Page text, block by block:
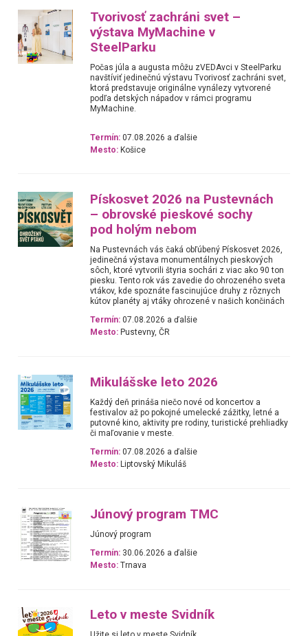
Tvorivosť zachráni svet –
výstava MyMachine v
SteelParku
Počas júla a augusta môžu zVEDAvci v SteelParku
navštíviť jedinečnú výstavu Tvorivosť zachráni svet,
ktorá predstavuje originálne vynálezy vytvorené
podľa detských nápadov v rámci programu
MyMachine.
Termín: 07.08.2026 a ďalšie
Mesto: Košice
Pískosvet 2026 na Pustevnách
– obrovské pieskové sochy
pod holým nebom
Na Pustevnách vás čaká obľúbený Pískosvet 2026,
jedinečná výstava monumentálnych pieskových
sôch, ktoré vytvorili štyria sochári z viac ako 90 ton
piesku. Tento rok vás zavedie do ohrozeného sveta
vtákov, kde spoznáte fascinujúce druhy z rôznych
kútov planéty aj vtáky ohrozené v našich končinách
Termín: 07.08.2026 a ďalšie
Mesto: Pustevny, ČR
Mikulášske leto 2026
Každý deň prináša niečo nové od koncertov a
festivalov až po pokojné umelecké zážitky, letné a
putovné kino, aktivity pre rodiny, turistické prehliadky
či maľovanie v meste.
Termín: 07.08.2026 a ďalšie
Mesto: Liptovský Mikuláš
Júnový program TMC
Júnový program
Termín: 30.06.2026 a ďalšie
Mesto: Trnava
Leto v meste Svidník